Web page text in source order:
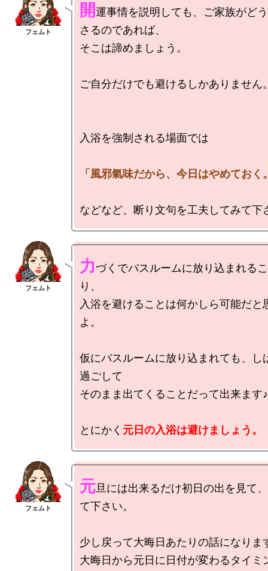
開運事情を説明しても、ご家族がど
さるのであれば、
そこは諦めましょう。
ご自分だけでも避けるしかありません
力づくでバスルームに放り込まれる
り、
入浴を避けることは何かしら可能だと
よ。
仮にバスルームに放り込まれても、し
過ごして
そのまま出てくることだって出来ます♪
とにかく 元日の入浴は避けましょう。
元旦には出来るだけ初日の出を見て、
て下さい。
少し戻って大晦日あたりの話になりま
大晦日から元日に日付が変わるタイミ